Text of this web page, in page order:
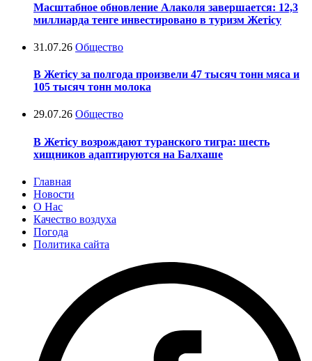
Масштабное обновление Алаколя завершается: 12,3
миллиарда тенге инвестировано в туризм Жетісу
31.07.26 Общество
В Жетісу за полгода произвели 47 тысяч тонн мяса и
105 тысяч тонн молока
29.07.26 Общество
В Жетісу возрождают туранского тигра: шесть
хищников адаптируются на Балхаше
Главная
Новости
О Нас
Качество воздуха
Погода
Политика сайта